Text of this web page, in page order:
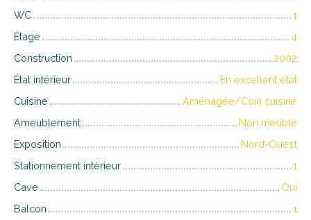
WC
1
Étage
4
Construction
2002
État intérieur
En excellent état
Cuisine
Aménagée/Coin cuisine
Ameublement
Non meublé
Exposition
Nord-Ouest
Stationnement intérieur
1
Cave
Oui
Balcon
1